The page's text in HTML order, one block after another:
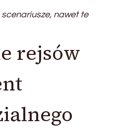
scenariusze, nawet te
rejsów